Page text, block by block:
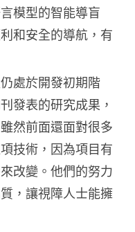
模型的智能導盲
和安全的導航，有
處於開發初期階
發表的研究成果，
然前面還面對很多
技術，因為項目有
改變。他們的努力
，讓視障人士能擁